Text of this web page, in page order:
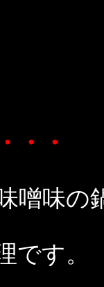
・・
噌味
です。